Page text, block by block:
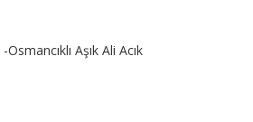
Aşık Ali Acık